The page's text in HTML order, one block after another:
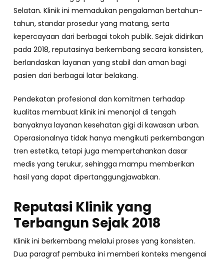
Selatan. Klinik ini memadukan pengalaman bertahun-
tahun, standar prosedur yang matang, serta
kepercayaan dari berbagai tokoh publik. Sejak didirikan
pada 2018, reputasinya berkembang secara konsisten,
berlandaskan layanan yang stabil dan aman bagi
pasien dari berbagai latar belakang.
Pendekatan profesional dan komitmen terhadap
kualitas membuat klinik ini menonjol di tengah
banyaknya layanan kesehatan gigi di kawasan urban.
Operasionalnya tidak hanya mengikuti perkembangan
tren estetika, tetapi juga mempertahankan dasar
medis yang terukur, sehingga mampu memberikan
hasil yang dapat dipertanggungjawabkan.
Reputasi Klinik yang
Terbangun Sejak 2018
Klinik ini berkembang melalui proses yang konsisten.
Dua paragraf pembuka ini memberi konteks mengenai